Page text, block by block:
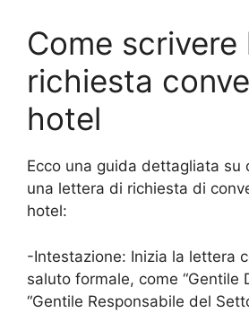
Come scrivere
richiesta
hotel
Ecco una guida dettagliata su
una lettera di richiesta di
hotel:
-Intestazione: Inizia la lettera
saluto formale, come “Gentile
“Gentile Responsabile del